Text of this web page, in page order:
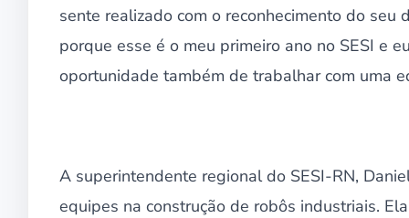
sente realizado com o reconhecimento do seu
porque esse é o meu primeiro ano no SESI e
oportunidade também de trabalhar com uma
A superintendente regional do SESI-RN,
equipes na construção de robôs industriais.